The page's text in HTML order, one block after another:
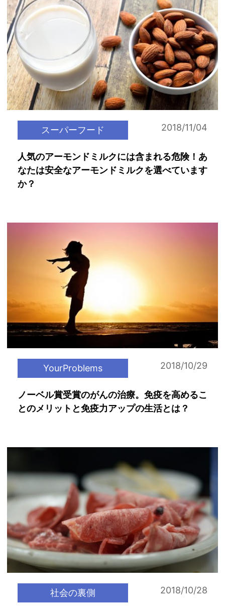
スーパーフード 2018/11/04
人気のアーモンドミルクには含まれる危険！あ
なたは安全なアーモンドミルクを選べています
か？
YourProblems 2018/10/29
ノーベル賞受賞のがんの治療。免疫を高めるこ
とのメリットと免疫力アップの生活とは？
社会の裏側 2018/10/28